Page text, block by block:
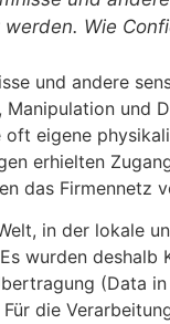
Wie
und andere
und
eigene
erhielten
das Firmennetz
in der lokale
wurden
(Data
die